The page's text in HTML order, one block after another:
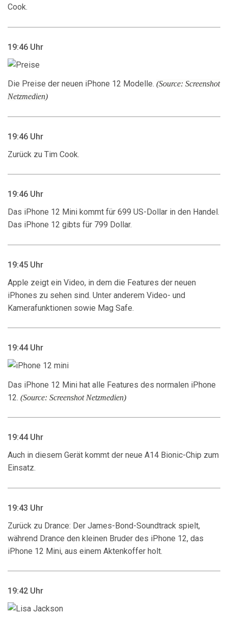
Cook.
19:46 Uhr
Die Preise der neuen iPhone 12 Modelle. (Source: Screenshot
Netzmedien)
19:46 Uhr
Zurück zu Tim Cook.
19:46 Uhr
Das iPhone 12 Mini kommt für 699 US-Dollar in den Handel.
Das iPhone 12 gibts für 799 Dollar.
19:45 Uhr
Apple zeigt ein Video, in dem die Features der neuen
iPhones zu sehen sind. Unter anderem Video- und
Kamerafunktionen sowie Mag Safe.
19:44 Uhr
Das iPhone 12 Mini hat alle Features des normalen iPhone
12. (Source: Screenshot Netzmedien)
19:44 Uhr
Auch in diesem Gerät kommt der neue A14 Bionic-Chip zum
Einsatz.
19:43 Uhr
Zurück zu Drance: Der James-Bond-Soundtrack spielt,
während Drance den kleinen Bruder des iPhone 12, das
iPhone 12 Mini, aus einem Aktenkoffer holt.
19:42 Uhr